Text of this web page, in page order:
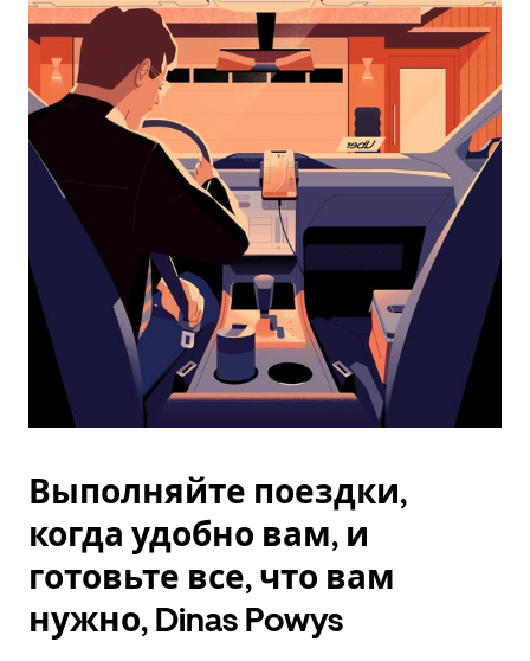
выбрать
дату.
Чтобы
закрыть
календарь,
нажмите
Esc.
Выполняйте поездки,
когда удобно вам, и
готовьте все, что вам
нужно, Dinas Powys